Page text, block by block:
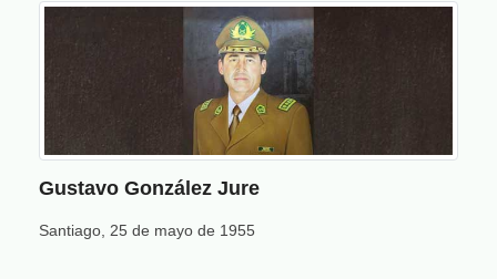
Gustavo González Jure
Santiago, 25 de mayo de 1955